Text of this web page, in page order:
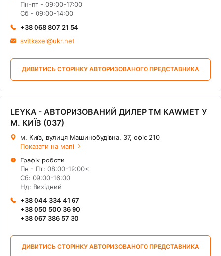
Пн-пт - 09:00-17:00
Сб - 09:00-14:00
+38 068 807 21 54
svitkaxel@ukr.net
ДИВИТИСЬ СТОРІНКУ АВТОРИЗОВАНОГО ПРЕДСТАВНИКА
LEYKA - АВТОРИЗОВАНИЙ ДИЛЕР ТМ KAWMET У
М. КИЇВ (037)
м. Київ, вулиця Машинобудівна, 37, офіс 210
Показати на мапі
Графік роботи
Пн - Пт: 08:00-19:00<
Сб: 09:00-16:00
Нд: Вихідний
+38 044 334 41 67
+38 050 500 36 90
+38 067 386 57 30
ДИВИТИСЬ СТОРІНКУ АВТОРИЗОВАНОГО ПРЕДСТАВНИКА